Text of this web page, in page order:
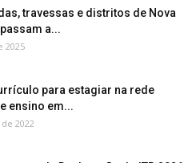
travessas e distritos de Nova
a...
2025
para estagiar na rede
ensino em...
2022